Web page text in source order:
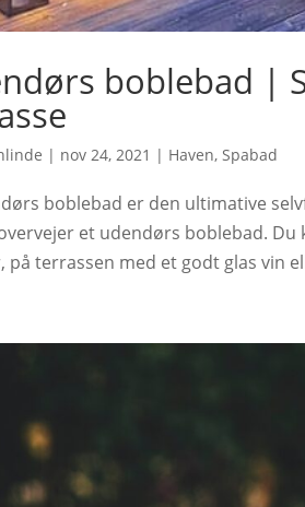
boblebad |
| nov 24, 2021 | Haven,Spabad
boblebad er den ultimative
et udendørs boblebad.
på terrassen med et godt glas vin